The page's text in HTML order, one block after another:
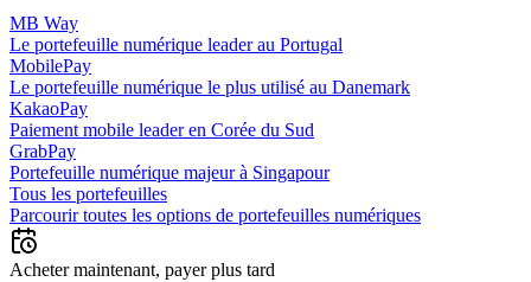
MB Way
Le portefeuille numérique leader au Portugal
MobilePay
Le portefeuille numérique le plus utilisé au Danemark
KakaoPay
Paiement mobile leader en Corée du Sud
GrabPay
Portefeuille numérique majeur à Singapour
Tous les portefeuilles
Parcourir toutes les options de portefeuilles numériques
Acheter maintenant, payer plus tard